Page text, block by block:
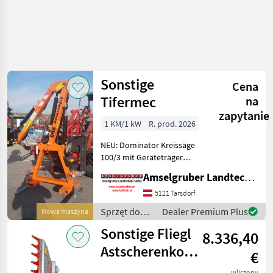
Nowa maszyna
Sonstige
Tifermec
Cena
na
zapytanie
1 KM/1 kW
R. prod. 2026
NEU: Dominator Kreissäge
100/3 mit Geräteträger
hydraulischem Antrieb,
Bowdenzugsteuerung, und
Dreipunktaufnahme. Die
Ideale Kombination für Ihre
Amselgruber Landtechnik GmbH
5121 Tarsdorf
Sprzęt do
pielęgnacji
drzew /
Sonstige
Dealer Premium Plus
Sonstige Fliegl
Astscherenkopf
8.336,40
€